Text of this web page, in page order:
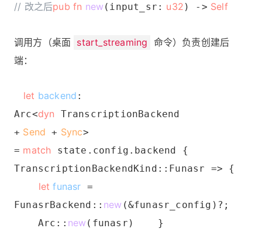
// 改之后pub fn new (input_sr: u32 ) -> Self
调用方（桌面 start_streaming 命令）负责创建后
端：
let backend :
Arc<dyn TranscriptionBackend
+ Send + Sync>
= match state.config.backend {
TranscriptionBackendKind::Funasr => {
let funasr =
FunasrBackend:: new (&funasr_config)?;
Arc:: new (funasr) }